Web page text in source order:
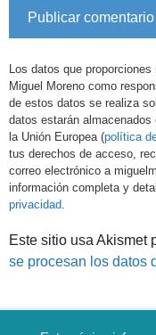
Los datos que
Miguel Moreno como
de estos datos se realiza
datos estarán
la Unión Europea (política
tus derechos de acceso,
correo electrónico a
información completa y
privacidad
Este sitio usa Akismet
se procesan los datos